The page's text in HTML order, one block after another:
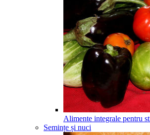
Alimente integrale pentru
Semințe și nuci